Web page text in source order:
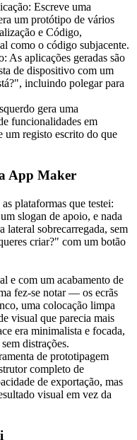
Escreve uma
um protótipo de vários
e Código,
como o código subjacente.
As aplicações geradas são
de dispositivo com um
incluindo polegar para
gera uma
funcionalidades em
um registo escrito do que
App Maker
plataformas que testei:
slogan de apoio, e nada
lateral sobrecarregada, sem
criar?" com um botão
e com um acabamento de
fez-se notar — os ecrãs
uma colocação limpa
visual que parecia mais
era minimalista e focada,
distrações.
de prototipagem
completo de
de exportação, mas
visual em vez da